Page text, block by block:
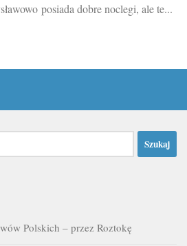
posiada dobre noclegi, ale te...
Polskich – przez Roztokę